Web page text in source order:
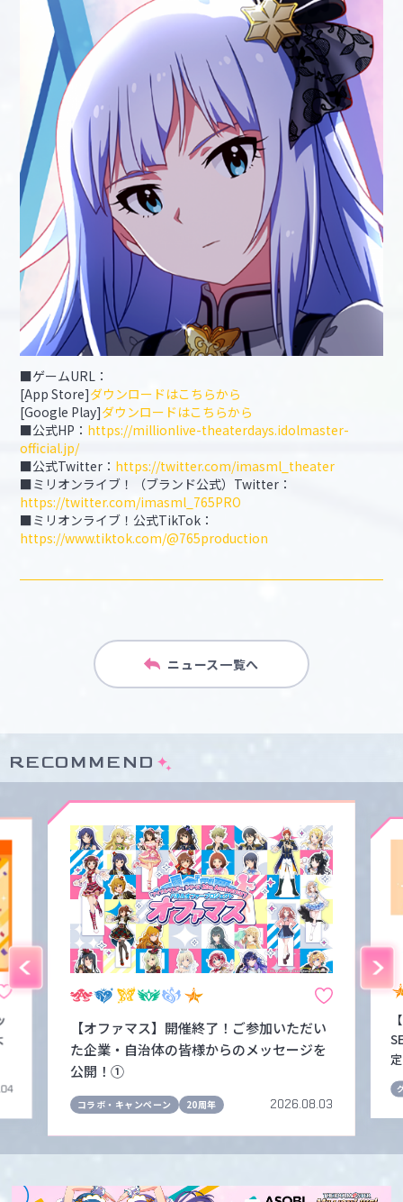
■ゲームURL：
[App Store]ダウンロードはこちらから
[Google Play]ダウンロードはこちらから
■公式HP： https://millionlive-theaterdays.idolmaster-
official.jp/
■公式Twitter： https://twitter.com/imasml_theater
■ミリオンライブ！（ブランド公式）Twitter：
https://twitter.com/imasml_765PRO
■ミリオンライブ！公式TikTok：
https://www.tiktok.com/@765production
ニュース一覧へ
RECOMMEND
【オファマス】開催終了！ご参加いただい
た企業・自治体の皆様からのメッセージを
公開！①
コラボ・キャンペーン 20周年 2026.08.03